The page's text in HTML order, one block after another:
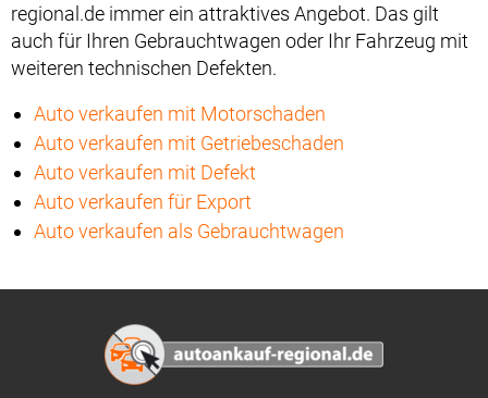
regional.de immer ein attraktives Angebot. Das gilt
auch für Ihren Gebrauchtwagen oder Ihr Fahrzeug mit
weiteren technischen Defekten.
Auto verkaufen mit Motorschaden
Auto verkaufen mit Getriebeschaden
Auto verkaufen mit Defekt
Auto verkaufen für Export
Auto verkaufen als Gebrauchtwagen